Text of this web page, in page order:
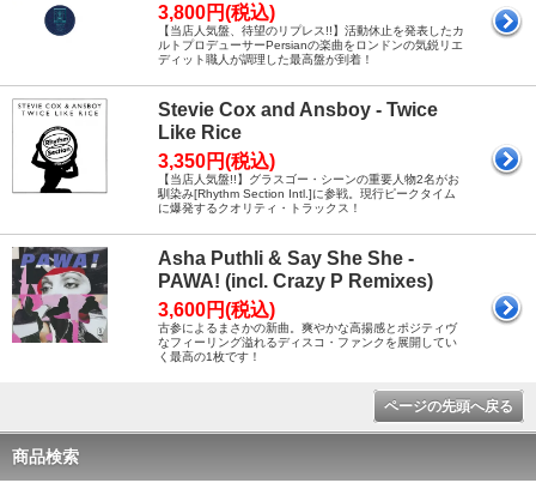
3,800円(税込)
【当店人気盤、待望のリプレス!!】活動休止を発表したカ
ルトプロデューサーPersianの楽曲をロンドンの気鋭リエ
ディット職人が調理した最高盤が到着！
Stevie Cox and Ansboy - Twice
Like Rice
3,350円(税込)
【当店人気盤!!】グラスゴー・シーンの重要人物2名がお
馴染み[Rhythm Section Intl.]に参戦。現行ピークタイム
に爆発するクオリティ・トラックス！
Asha Puthli & Say She She -
PAWA! (incl. Crazy P Remixes)
3,600円(税込)
古参によるまさかの新曲。爽やかな高揚感とポジティヴ
なフィーリング溢れるディスコ・ファンクを展開してい
く最高の1枚です！
ページの先頭へ戻る
商品検索